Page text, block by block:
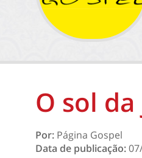
O sol
Por: Página Gospel
Data de publicação: